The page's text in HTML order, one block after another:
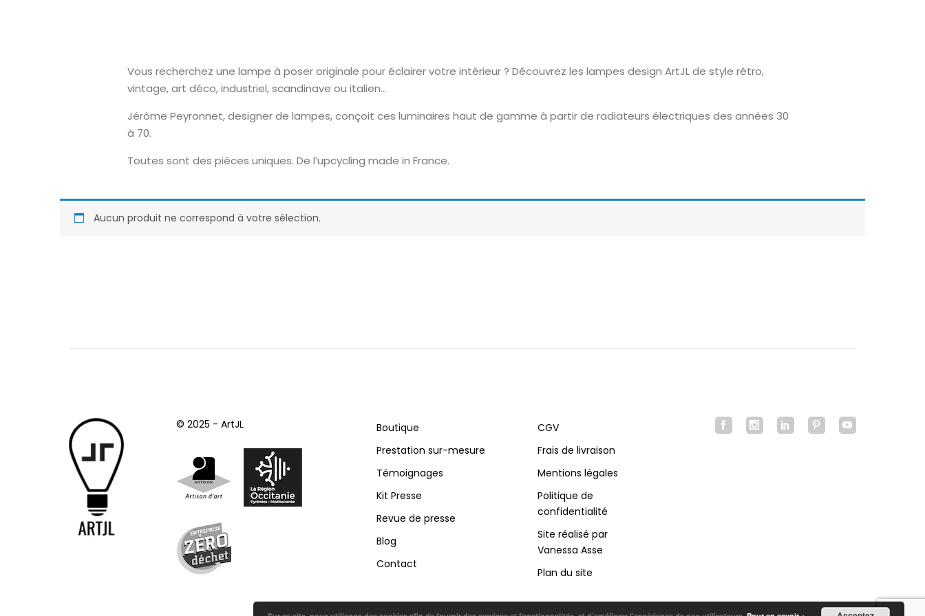
Vous recherchez une lampe à poser originale pour éclairer votre intérieur ? Découvrez les lampes design ArtJL de style rétro,
vintage, art déco, industriel, scandinave ou italien…
Jérôme Peyronnet, designer de lampes, conçoit ces luminaires haut de gamme à partir de radiateurs électriques des années 30
à 70.
Toutes sont des pièces uniques. De l’upcycling made in France.
Aucun produit ne correspond à votre sélection.
© 2025 - ArtJL
Boutique
Prestation sur-mesure
Témoignages
Kit Presse
Revue de presse
Blog
Contact
CGV
Frais de livraison
Mentions légales
Politique de
confidentialité
Site réalisé par
Vanessa Asse
Plan du site